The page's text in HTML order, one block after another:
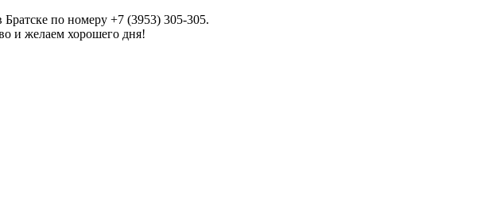
по номеру +7 (3953) 305-305.
и желаем хорошего дня!